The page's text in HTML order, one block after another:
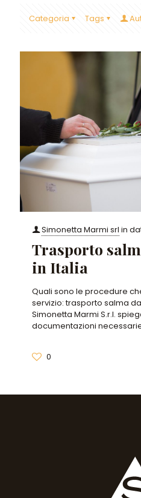
Categoria Tags
Simonetta Marmi srl in
Trasporto
in Italia
Quali sono le procedure
servizio: trasporto salma
Simonetta Marmi S.r.l.
documentazioni
0